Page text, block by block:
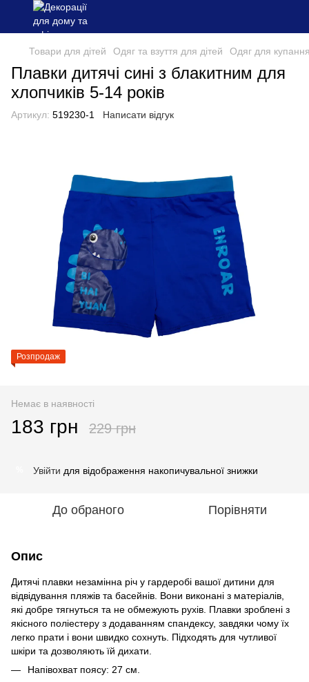
Товари для дітей Одяг та взуття для дітей Одяг для
Плавки дитячі сині з блакитним для
хлопчиків 5-14 років
Артикул: 519230-1 Написати відгук
Розпродаж
Немає в наявності
183 грн 229 грн
Увійти для відображення накопичувальної знижки
До обраного Порівняти
Опис
Дитячі плавки незамінна річ у гардеробі вашої дитини для
відвідування пляжів та басейнів. Вони виконані з матеріалів,
які добре тягнуться та не обмежують рухів. Плавки зроблені з
якісного поліестеру з додаванням спандексу, завдяки чому їх
легко прати і вони швидко сохнуть. Підходять для чутливої
шкіри та дозволяють їй дихати.
Напівохват поясу: 27 см.